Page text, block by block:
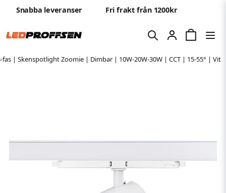
Snabba leveranser Fri frakt från 1200kr
fas | Skenspotlight Zoomie | Dimbar | 10W-20W-30W | CCT | 15-55° | Vit